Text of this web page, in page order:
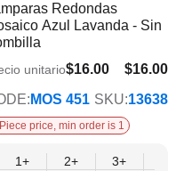
9+
12+
15+
Info
lista
Redondas
Azul Lavanda - Sin
$16.00
$12.45
unitario$16.00
MOS 451 SKU:13638
price, min order is 1
1+
2+
3+